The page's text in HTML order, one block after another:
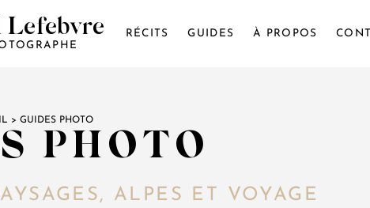
Lefebvre RÉCITS GUIDES À PROPOS
> GUIDES PHOTO
PHOTO
ALPES ET VOYAGE